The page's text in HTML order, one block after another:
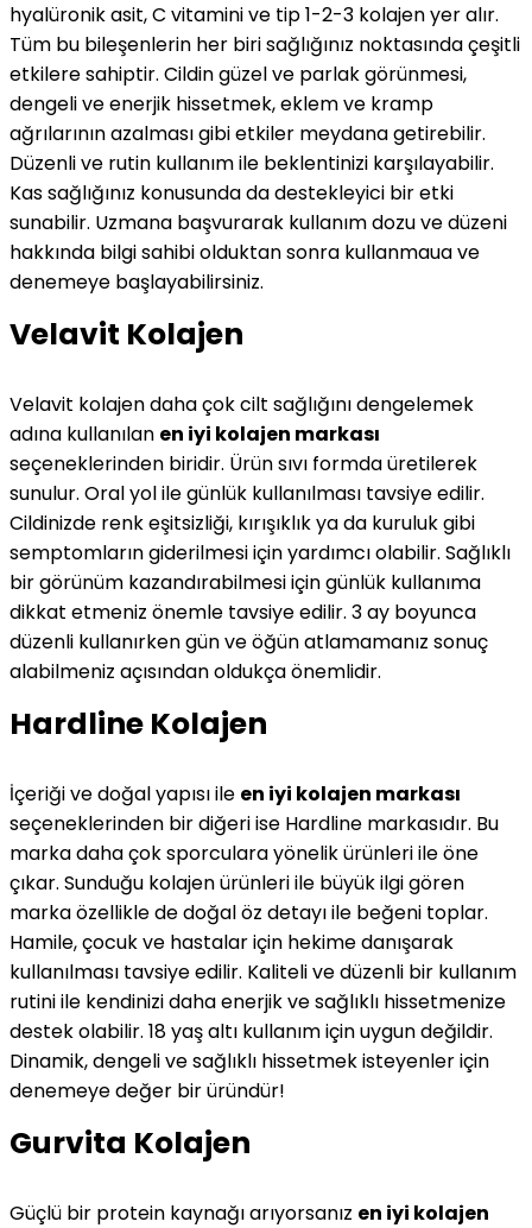
hyalüronik asit, C vitamini ve tip 1-2-3 kolajen yer alır.
Tüm bu bileşenlerin her biri sağlığınız noktasında çeşitli
etkilere sahiptir. Cildin güzel ve parlak görünmesi,
dengeli ve enerjik hissetmek, eklem ve kramp
ağrılarının azalması gibi etkiler meydana getirebilir.
Düzenli ve rutin kullanım ile beklentinizi karşılayabilir.
Kas sağlığınız konusunda da destekleyici bir etki
sunabilir. Uzmana başvurarak kullanım dozu ve düzeni
hakkında bilgi sahibi olduktan sonra kullanmaua ve
denemeye başlayabilirsiniz.
Velavit Kolajen
Velavit kolajen daha çok cilt sağlığını dengelemek
adına kullanılan en iyi kolajen markası
seçeneklerinden biridir. Ürün sıvı formda üretilerek
sunulur. Oral yol ile günlük kullanılması tavsiye edilir.
Cildinizde renk eşitsizliği, kırışıklık ya da kuruluk gibi
semptomların giderilmesi için yardımcı olabilir. Sağlıklı
bir görünüm kazandırabilmesi için günlük kullanıma
dikkat etmeniz önemle tavsiye edilir. 3 ay boyunca
düzenli kullanırken gün ve öğün atlamamanız sonuç
alabilmeniz açısından oldukça önemlidir.
Hardline Kolajen
İçeriği ve doğal yapısı ile en iyi kolajen markası
seçeneklerinden bir diğeri ise Hardline markasıdır. Bu
marka daha çok sporculara yönelik ürünleri ile öne
çıkar. Sunduğu kolajen ürünleri ile büyük ilgi gören
marka özellikle de doğal öz detayı ile beğeni toplar.
Hamile, çocuk ve hastalar için hekime danışarak
kullanılması tavsiye edilir. Kaliteli ve düzenli bir kullanım
rutini ile kendinizi daha enerjik ve sağlıklı hissetmenize
destek olabilir. 18 yaş altı kullanım için uygun değildir.
Dinamik, dengeli ve sağlıklı hissetmek isteyenler için
denemeye değer bir üründür!
Gurvita Kolajen
Güçlü bir protein kaynağı arıyorsanız en iyi kolajen